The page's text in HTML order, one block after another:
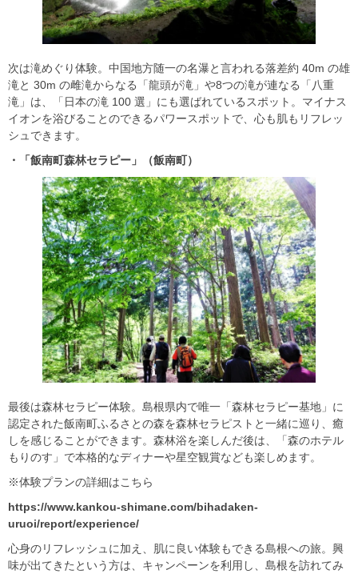
次は滝めぐり体験。中国地方随一の名瀑と言われる落差約 40m の雄
滝と 30m の雌滝からなる「龍頭が滝」や8つの滝が連なる「八重
滝」は、「日本の滝 100 選」にも選ばれているスポット。マイナス
イオンを浴びることのできるパワースポットで、心も肌もリフレッ
シュできます。
・「飯南町森林セラピー」（飯南町）
最後は森林セラピー体験。島根県内で唯一「森林セラピー基地」に
認定された飯南町ふるさとの森を森林セラピストと一緒に巡り、癒
しを感じることができます。森林浴を楽しんだ後は、「森のホテル
もりのす」で本格的なディナーや星空観賞なども楽しめます。
※体験プランの詳細はこちら
https://www.kankou-shimane.com/bihadaken-
uruoi/report/experience/
心身のリフレッシュに加え、肌に良い体験もできる島根への旅。興
味が出てきたという方は、キャンペーンを利用し、島根を訪れてみ